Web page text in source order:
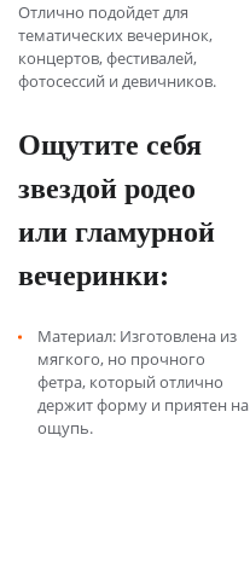
Отлично подойдет для
тематических вечеринок,
концертов, фестивалей,
фотосессий и девичников.
Ощутите себя
звездой родео
или гламурной
вечеринки:
Материал: Изготовлена из
мягкого, но прочного
фетра, который отлично
держит форму и приятен на
ощупь.